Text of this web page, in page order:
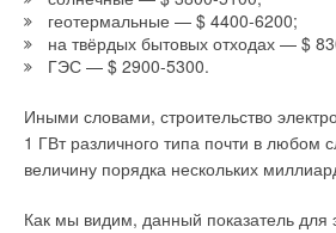
геотермальные — $ 4400-6200;
на твёрдых бытовых отходах — $
ГЭС — $ 2900-5300.
Иными словами, строительство
1 ГВт различного типа почти в любом
величину порядка нескольких
Как мы видим, данный показатель для